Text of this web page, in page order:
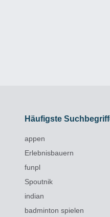
Häufigste
appen
Erlebnisbauern
funpl
Spoutnik
indian
badminton spielen